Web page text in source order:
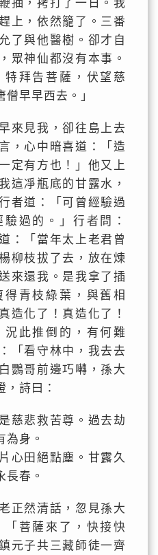
抽，拷打了一日。我
上，依然籠了。三番
了與他醫樹。卻才自
眾神仙都沒有本事。
拜告菩薩，伏望慈
早早西去。」
來見我，卻往島上去
，心中暗喜道：「造
定有方也！」他又上
這凈瓶底的甘露水，
者道：「可曾經驗過
過的。」行者問：
：「當年太上老君曾
柳枝拔了去，放在煉
來還我。是我拿了插
青枝綠葉，與舊相
造化了！真造化了！
此推倒的，有何難
「看守林中，我去去
鸚哥前邊巧囀，孫大
詩曰：
慈悲救苦尊。過去劫
為身。
心田絕點塵。甘露久
長春。
正然清話，忽見孫大
菩薩來了，快接快
元子共三藏師徒一齊